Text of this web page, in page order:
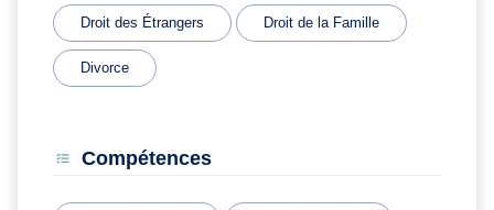
Droit des Étrangers Droit de la Famille
Divorce
Compétences